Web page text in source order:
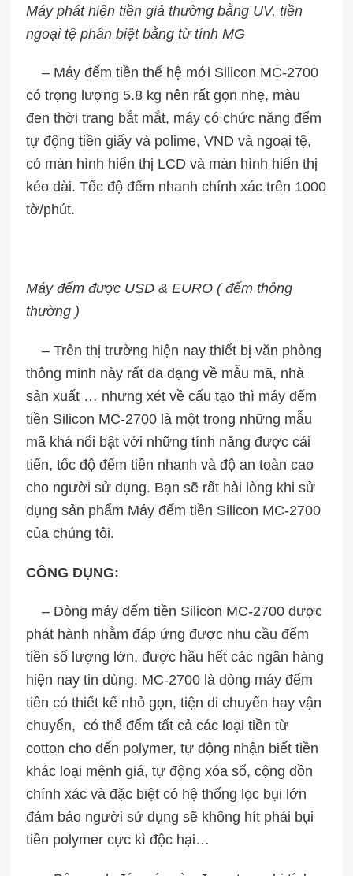
Máy phát hiện tiền giả thường bằng UV, tiền
ngoại tệ phân biệt bằng từ tính MG
– Máy đếm tiền thế hệ mới Silicon MC-2700
có trọng lượng 5.8 kg nên rất gọn nhẹ, màu
đen thời trang bắt mắt, máy có chức năng đếm
tự động tiền giấy và polime, VND và ngoại tệ,
có màn hình hiển thị LCD và màn hình hiển thị
kéo dài. Tốc độ đếm nhanh chính xác trên 1000
tờ/phút.
Máy đếm được USD & EURO ( đếm thông
thường )
– Trên thị trường hiện nay thiết bị văn phòng
thông minh này rất đa dạng về mẫu mã, nhà
sản xuất … nhưng xét về cấu tạo thì máy đếm
tiền Silicon MC-2700 là một trong những mẫu
mã khá nổi bật với những tính năng được cải
tiến, tốc độ đếm tiền nhanh và độ an toàn cao
cho người sử dụng. Bạn sẽ rất hài lòng khi sử
dụng sản phẩm Máy đếm tiền Silicon MC-2700
của chúng tôi.
CÔNG DỤNG:
– Dòng máy đếm tiền Silicon MC-2700 được
phát hành nhằm đáp ứng được nhu cầu đếm
tiền số lượng lớn, được hầu hết các ngân hàng
hiện nay tin dùng. MC-2700 là dòng máy đếm
tiền có thiết kế nhỏ gọn, tiện di chuyển hay vận
chuyển, có thể đếm tất cả các loại tiền từ
cotton cho đến polymer, tự động nhận biết tiền
khác loại mệnh giá, tự động xóa số, cộng dồn
chính xác và đặc biệt có hệ thống lọc bụi lớn
đảm bảo người sử dụng sẽ không hít phải bụi
tiền polymer cực kì độc hại…